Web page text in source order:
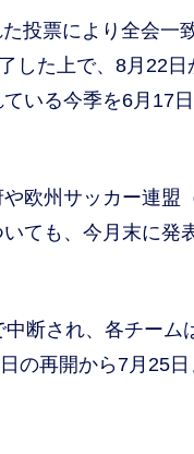
投票により全会一
した上で、8月22
いる今季を6月17
欧州サッカー連盟
ても、今月末に発
断され、各チーム
の再開から7月25